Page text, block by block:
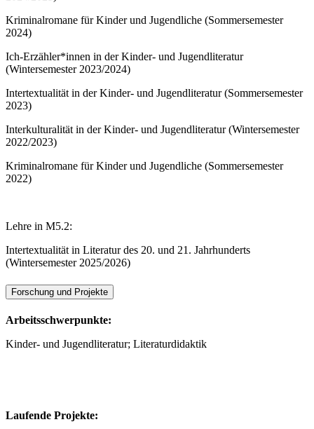
Kriminalromane für Kinder und Jugendliche (Sommersemester
2024)
Ich-Erzähler*innen in der Kinder- und Jugendliteratur
(Wintersemester 2023/2024)
Intertextualität in der Kinder- und Jugendliteratur (Sommersemester
2023)
Interkulturalität in der Kinder- und Jugendliteratur (Wintersemester
2022/2023)
Kriminalromane für Kinder und Jugendliche (Sommersemester
2022)
Lehre in M5.2:
Intertextualität in Literatur des 20. und 21. Jahrhunderts
(Wintersemester 2025/2026)
Forschung und Projekte
Arbeitsschwerpunkte:
Kinder- und Jugendliteratur; Literaturdidaktik
Laufende Projekte: